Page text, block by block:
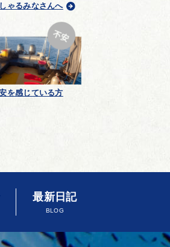
ゃるみなさんへ
を感じている方
最新日記
BLOG